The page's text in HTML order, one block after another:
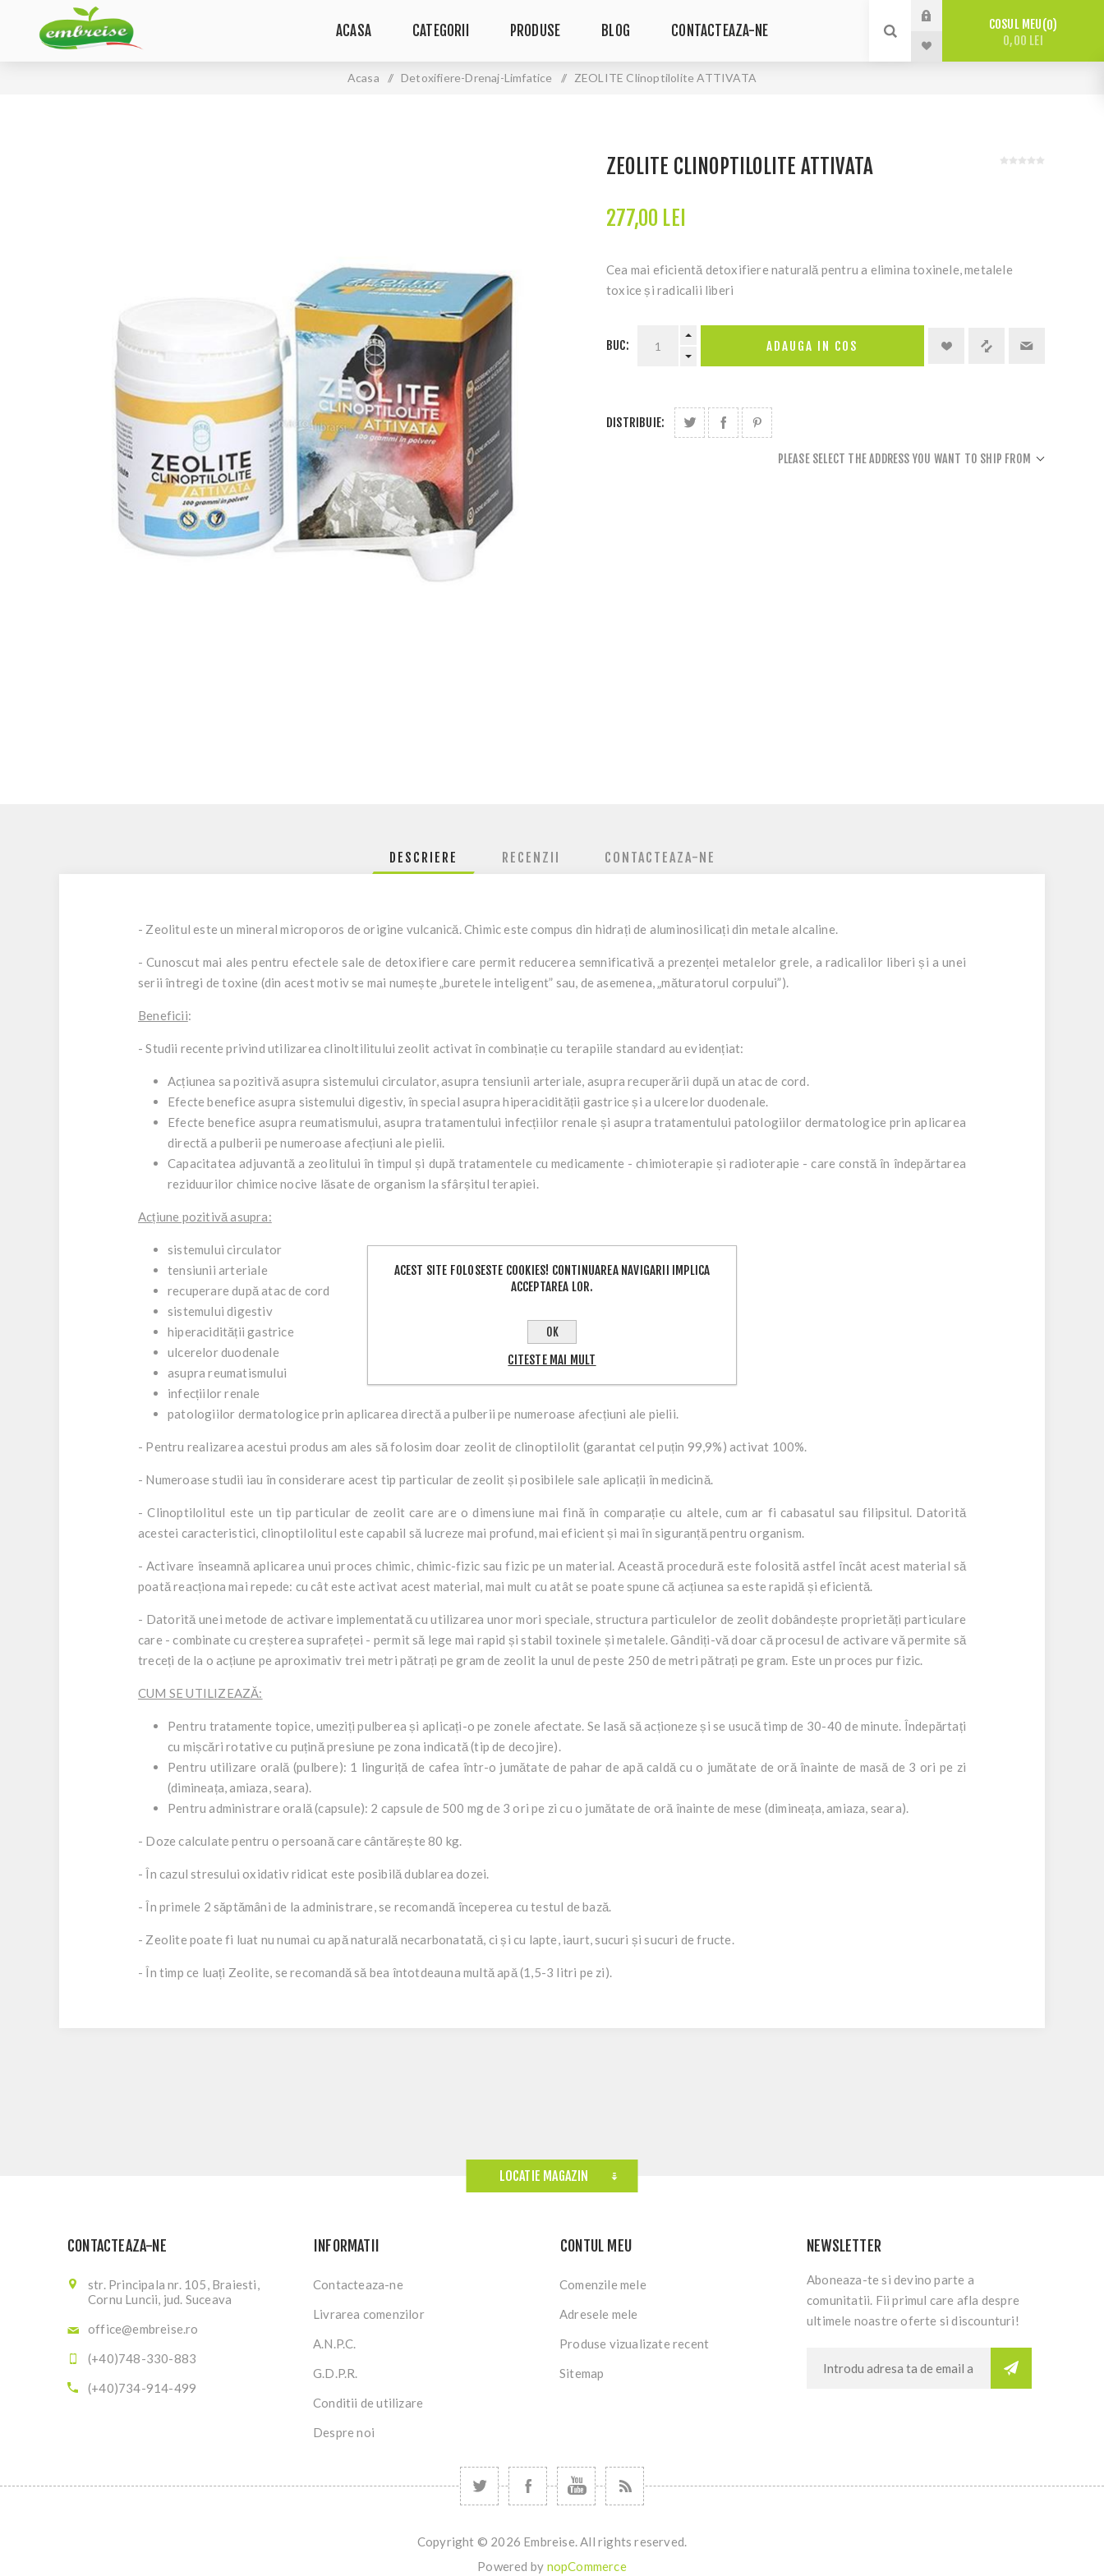
ACASA CATEGORII PRODUSE BLOG CONTACTEAZA-NE COSUL MEU 0
0,00 LEI
Acasa / Detoxifiere-Drenaj-Limfatice / ZEOLITE Clinoptilolite ATTIVATA
ZEOLITE CLINOPTILOLITE ATTIVATA
277,00 LEI
Cea mai eficientă detoxifiere naturală pentru a elimina toxinele, metalele
toxice și radicalii liberi
BUC:
DISTRIBUIE:
PLEASE SELECT THE ADDRESS YOU WANT TO SHIP FROM
DESCRIERE RECENZII CONTACTEAZA-NE
- Zeolitul este un mineral microporos de origine vulcanică. Chimic este compus din hidrați de aluminosilicați din metale alcaline.
- Cunoscut mai ales pentru efectele sale de detoxifiere care permit reducerea semnificativă a prezenței metalelor grele, a radicalilor liberi și a unei
serii întregi de toxine (din acest motiv se mai numește „buretele inteligent” sau, de asemenea, „măturatorul corpului”).
Beneficii:
- Studii recente privind utilizarea clinoltilitului zeolit ​​activat în combinație cu terapiile standard au evidențiat:
Acțiunea sa pozitivă asupra sistemului circulator, asupra tensiunii arteriale, asupra recuperării după un atac de cord.
Efecte benefice asupra sistemului digestiv, în special asupra hiperacidității gastrice și a ulcerelor duodenale.
Efecte benefice asupra reumatismului, asupra tratamentului infecțiilor renale și asupra tratamentului patologiilor dermatologice prin aplicarea
directă a pulberii pe numeroase afecțiuni ale pielii.
Capacitatea adjuvantă a zeolitului în timpul și după tratamentele cu medicamente - chimioterapie și radioterapie - care constă în îndepărtarea
reziduurilor chimice nocive lăsate de organism la sfârșitul terapiei.
Acțiune pozitivă asupra:
sistemului circulator
tensiunii arteriale
recuperare după atac de cord
sistemului digestiv
hiperacidității gastrice
ulcerelor duodenale
asupra reumatismului
infecțiilor renale
patologiilor dermatologice prin aplicarea directă a pulberii pe numeroase afecțiuni ale pielii.
- Pentru realizarea acestui produs am ales să folosim doar zeolit ​​de clinoptilolit (garantat cel puțin 99,9%) activat 100%.
- Numeroase studii iau în considerare acest tip particular de zeolit ​​și posibilele sale aplicații în medicină.
- Clinoptilolitul este un tip particular de zeolit ​​care are o dimensiune mai fină în comparație cu altele, cum ar fi cabasatul sau filipsitul. Datorită
acestei caracteristici, clinoptilolitul este capabil să lucreze mai profund, mai eficient și mai în siguranță pentru organism.
- Activare înseamnă aplicarea unui proces chimic, chimic-fizic sau fizic pe un material. Această procedură este folosită astfel încât acest material să
poată reacționa mai repede: cu cât este activat acest material, mai mult cu atât se poate spune că acțiunea sa este rapidă și eficientă.
- Datorită unei metode de activare implementată cu utilizarea unor mori speciale, structura particulelor de zeolit dobândește proprietăți particulare
care - combinate cu creșterea suprafeței - permit să lege mai rapid și stabil toxinele și metalele. Gândiți-vă doar că procesul de activare vă permite să
treceți de la o acțiune pe aproximativ trei metri pătrați pe gram de zeolit ​​la unul de peste 250 de metri pătrați pe gram. Este un proces pur fizic.
CUM SE UTILIZEAZĂ:
Pentru tratamente topice, umeziți pulberea și aplicați-o pe zonele afectate. Se lasă să acționeze și se usucă timp de 30-40 de minute. Îndepărtați
cu mișcări rotative cu puțină presiune pe zona indicată (tip de decojire).
Pentru utilizare orală (pulbere): 1 linguriță de cafea într-o jumătate de pahar de apă caldă cu o jumătate de oră înainte de masă de 3 ori pe zi
(dimineața, amiaza, seara).
Pentru administrare orală (capsule): 2 capsule de 500 mg de 3 ori pe zi cu o jumătate de oră înainte de mese (dimineața, amiaza, seara).
- Doze calculate pentru o persoană care cântărește 80 kg.
- În cazul stresului oxidativ ridicat este posibilă dublarea dozei.
- În primele 2 săptămâni de la administrare, se recomandă începerea cu testul de bază.
- Zeolite poate fi luat nu numai cu apă naturală necarbonatată, ci și cu lapte, iaurt, sucuri și sucuri de fructe.
- În timp ce luați Zeolite, se recomandă să bea întotdeauna multă apă (1,5-3 litri pe zi).
LOCATIE MAGAZIN
CONTACTEAZA-NE
str. Principala nr. 105, Braiesti,
Cornu Luncii, jud. Suceava
office@embreise.ro
(+40)748-330-883
(+40)734-914-499
INFORMATII
Contacteaza-ne
Livrarea comenzilor
A.N.P.C.
G.D.P.R.
Conditii de utilizare
Despre noi
CONTUL MEU
Comenzile mele
Adresele mele
Produse vizualizate recent
Sitemap
NEWSLETTER
Aboneaza-te si devino parte a
comunitatii. Fii primul care afla despre
ultimele noastre oferte si discounturi!
Copyright © 2026 Embreise. All rights reserved.
Powered by nopCommerce
ACEST SITE FOLOSESTE COOKIES! CONTINUAREA NAVIGARII IMPLICA
ACCEPTAREA LOR.
OK
CITESTE MAI MULT